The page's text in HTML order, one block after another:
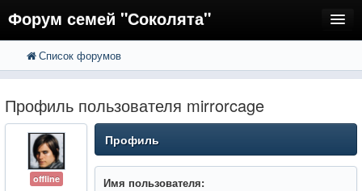
Форум семей "Соколята"
FAQ
Регистрация
Вход
Список форумов
Профиль пользователя mirrorcage
offline
Профиль
Имя пользователя: